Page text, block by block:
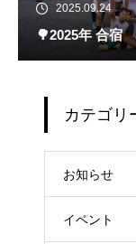
2025.09.24
🌳2025年 合宿
カテゴリ
お知らせ
イベント